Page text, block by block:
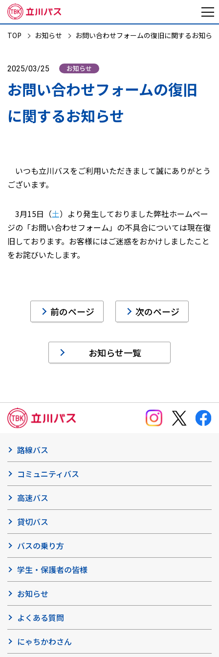
TOP お知らせ お問い合わせフォームの復旧に関するお知らせ
2025/03/25 お知らせ
お問い合わせフォームの復旧
に関するお知らせ
いつも立川バスをご利用いただきまして誠にありがとう
ございます。
3月15日（土）より発生しておりました弊社ホームペー
ジの「お問い合わせフォーム」の不具合については現在復
旧しております。お客様にはご迷惑をおかけしましたこと
をお詫びいたします。
前のページ 次のページ
お知らせ一覧
路線バス
コミュニティバス
高速バス
貸切バス
バスの乗り方
学生・保護者の皆様
お知らせ
よくある質問
にゃちかわさん